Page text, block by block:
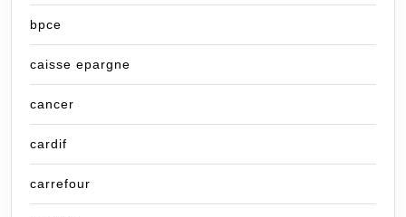
bpce
caisse epargne
cancer
cardif
carrefour